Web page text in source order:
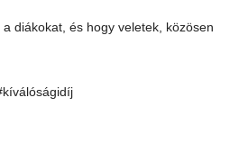
diákokat, és hogy veletek, közösen